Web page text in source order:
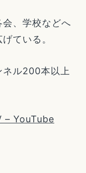
、学校などへ
ている。
ネル200本以上
– YouTube